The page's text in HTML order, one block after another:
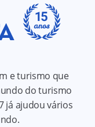
e turismo que
do turismo
já ajudou vários